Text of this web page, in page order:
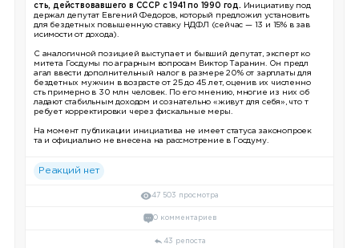
сть, действовавшего в СССР с 1941 по 1990 год. Инициативу под
держал депутат Евгений Федоров, который предложил установить
для бездетных повышенную ставку НДФЛ (сейчас — 13 и 15% в зав
исимости от дохода).
С аналогичной позицией выступает и бывший депутат, эксперт ко
митета Госдумы по аграрным вопросам Виктор Таранин. Он предл
агал ввести дополнительный налог в размере 20% от зарплаты для
бездетных мужчин в возрасте от 25 до 45 лет, оценив их численно
сть примерно в 30 млн человек. По его мнению, многие из них об
ладают стабильным доходом и сознательно «живут для себя», что т
ребует корректировки через фискальные меры.
На момент публикации инициатива не имеет статуса законопроек
та и официально не внесена на рассмотрение в Госдуму.
Реакций нет
47 503 просмотра
0 комментариев
43 репоста